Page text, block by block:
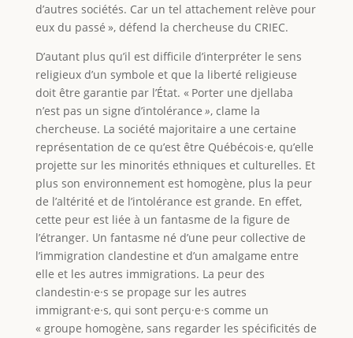
d’autres sociétés. Car un tel attachement relève pour
eux du passé », défend la chercheuse du CRIEC.
D’autant plus qu’il est difficile d’interpréter le sens
religieux d’un symbole et que la liberté religieuse
doit être garantie par l’État. « Porter une djellaba
n’est pas un signe d’intolérance », clame la
chercheuse. La société majoritaire a une certaine
représentation de ce qu’est être Québécois·e, qu’elle
projette sur les minorités ethniques et culturelles. Et
plus son environnement est homogène, plus la peur
de l’altérité et de l’intolérance est grande. En effet,
cette peur est liée à un fantasme de la figure de
l’étranger. Un fantasme né d’une peur collective de
l’immigration clandestine et d’un amalgame entre
elle et les autres immigrations. La peur des
clandestin·e·s se propage sur les autres
immigrant·e·s, qui sont perçu·e·s comme un
« groupe homogène, sans regarder les spécificités de